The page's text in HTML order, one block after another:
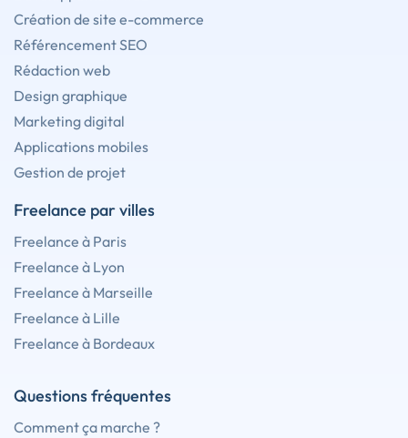
Création de site e-commerce
Référencement SEO
Rédaction web
Design graphique
Marketing digital
Applications mobiles
Gestion de projet
Freelance par villes
Freelance à Paris
Freelance à Lyon
Freelance à Marseille
Freelance à Lille
Freelance à Bordeaux
Questions fréquentes
Comment ça marche ?